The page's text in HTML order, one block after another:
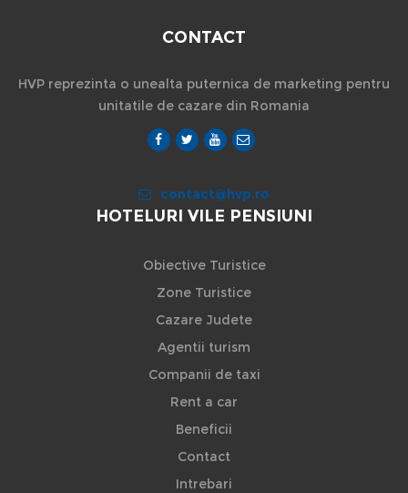
CONTACT
HVP reprezinta o unealta puternica de marketing pentru
unitatile de cazare din Romania
contact@hvp.ro
HOTELURI VILE PENSIUNI
Obiective Turistice
Zone Turistice
Cazare Judete
Agentii turism
Companii de taxi
Rent a car
Beneficii
Contact
Intrebari